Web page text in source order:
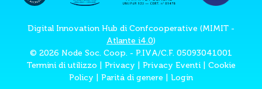
Digital Innovation Hub di Confcooperative (MIMIT -
Atlante i4.0)
© 2026 Node Soc. Coop. - P.IVA/C.F. 05093041001
Termini di utilizzo
Privacy Privacy Eventi| Cookie
Policy
Paritá di genere Login